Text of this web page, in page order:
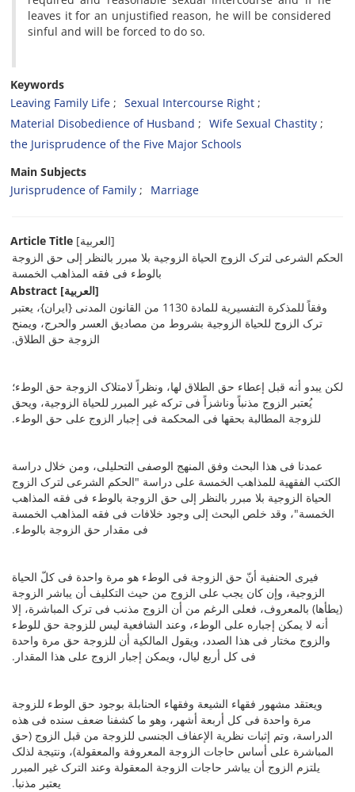
leaves it for an unjustified reason, he will be considered
sinful and will be forced to do so.
Keywords
Leaving Family Life
Sexual Intercourse Right
Material Disobedience of Husband
Wife Sexual Chastity
the Jurisprudence of the Five Major Schools
Main Subjects
Jurisprudence of Family
Marriage
Article Title
[العربیة]
الحکم الشرعی لترک الزوج الحیاة الزوجیة بلا مبرر بالنظر إلى حق الزوجة
بالوطء فی فقه المذاهب الخمسة
Abstract
[العربیة]
وفقاً للمذکرة التفسیریة للمادة 1130 من القانون المدنی {ایران}، یعتبر
ترک الزوج للحیاة الزوجیة بشروط من مصادیق العسر والحرج، ویمنح
الزوجة حق الطلاق.
لکن یبدو أنه قبل إعطاء حق الطلاق لها، ونظراً لامتلاک الزوجة حق الوطء؛
یُعتبر الزوج مذنباً وناشزاً فی ترکه غیر المبرر للحیاة الزوجیة، ویحق
للزوجة المطالبة بحقها فی المحکمة فی إجبار الزوج على حق الوطء.
عمدنا فی هذا البحث وفق المنهج الوصفی التحلیلی، ومن خلال دراسة
الکتب الفقهیة للمذاهب الخمسة على دراسة "الحکم الشرعی لترک الزوج
الحیاة الزوجیة بلا مبرر بالنظر إلى حق الزوجة بالوطء فی فقه المذاهب
الخمسة"، وقد خلص البحث إلى وجود خلافات فی فقه المذاهب الخمسة
فی مقدار حق الزوجة بالوطء.
فیرى الحنفیة أنّ حق الزوجة فی الوطء هو مرة واحدة فی کلّ الحیاة
الزوجیة، وإن کان یجب على الزوج من حیث التکلیف أن یباشر الزوجة
(یطأها) بالمعروف، فعلى الرغم من أن الزوج مذنب فی ترک المباشرة، إلا
أنه لا یمکن إجباره على الوطء، وعند الشافعیة لیس للزوجة حق للوطء
والزوج مختار فی هذا الصدد، ویقول المالکیة أن للزوجة حق مرة واحدة
فی کل أربع لیال، ویمکن إجبار الزوج على هذا المقدار.
ویعتقد مشهور فقهاء الشیعة وفقهاء الحنابلة بوجود حق الوطء للزوجة
مرة واحدة فی کل أربعة أشهر، وهو ما کشفنا ضعف سنده فی هذه
الدراسة، وتم إثبات نظریة الإعفاف الجنسی للزوجة من قبل الزوج (حق
المباشرة على أساس حاجات الزوجة المعروفة والمعقولة)، ونتیجة لذلک
یلتزم الزوج أن یباشر حاجات الزوجة المعقولة وعند الترک غیر المبرر
یعتبر مذنبا.